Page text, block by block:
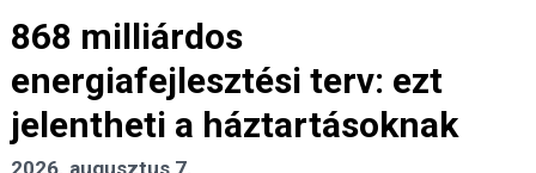
868 milliárdos
energiafejlesztési terv: ezt
jelentheti a háztartásoknak